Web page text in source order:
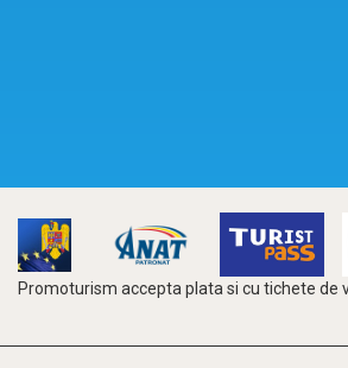
Promoturism accepta plata si cu tichete de